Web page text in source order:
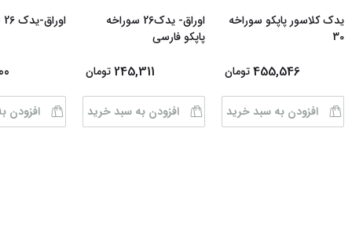
یدک کلاسور پاپکو سوراخه
30
455,546 تومان
افزودن به سبد خرید
اوراق- یدک26 سوراخه
پاپکو فارسی
245,311 تومان
افزودن به سبد خرید
اوراق-یدک 26 سوراخه آزاد
افزودن